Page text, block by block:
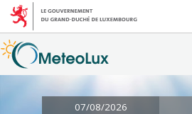
07/08/2026